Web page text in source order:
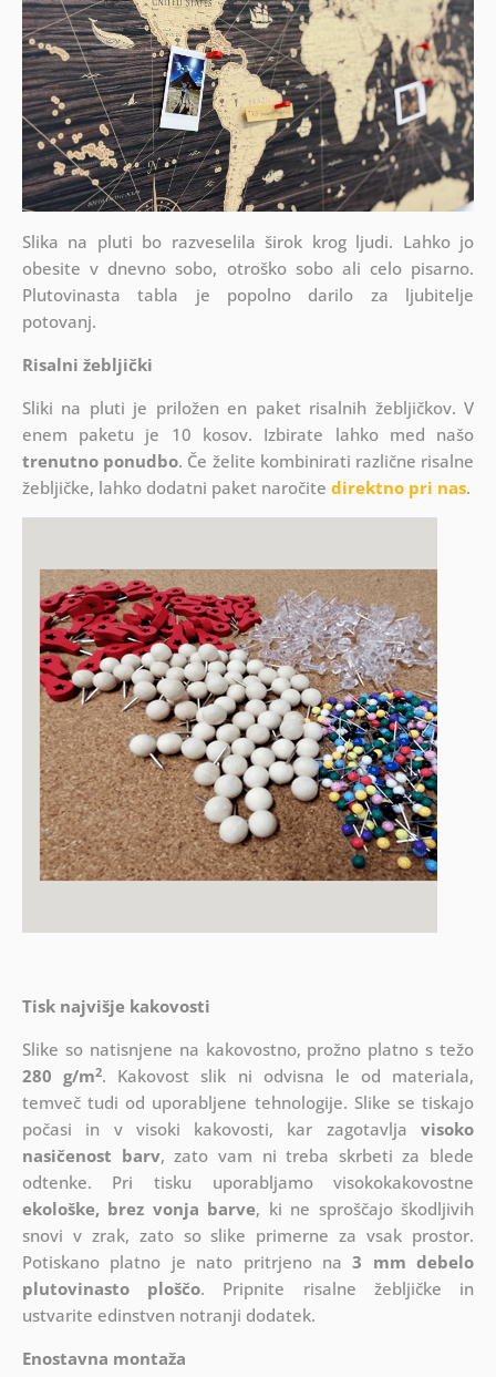
Slika na pluti bo razveselila širok krog ljudi. Lahko jo
obesite v dnevno sobo, otroško sobo ali celo pisarno.
Plutovinasta tabla je popolno darilo za ljubitelje
potovanj.
Risalni žebljički
Sliki na pluti je priložen en paket risalnih žebljičkov. V
enem paketu je 10 kosov. Izbirate lahko med našo
trenutno ponudbo. Če želite kombinirati različne risalne
žebljičke, lahko dodatni paket naročite direktno pri nas.
Tisk najvišje kakovosti
Slike so natisnjene na kakovostno, prožno platno s težo
280 g/m2. Kakovost slik ni odvisna le od materiala,
temveč tudi od uporabljene tehnologije. Slike se tiskajo
počasi in v visoki kakovosti, kar zagotavljavisoko
nasičenost barv, zato vam ni treba skrbeti za blede
odtenke. Pri tisku uporabljamo visokokakovostne
ekološke, brez vonja barve, ki ne sproščajo škodljivih
snovi v zrak, zato so slike primerne za vsak prostor.
Potiskano platno je nato pritrjeno na3 mm debelo
plutovinasto ploščo. Pripnite risalne žebljičke in
ustvarite edinstven notranji dodatek.
Enostavna montaža